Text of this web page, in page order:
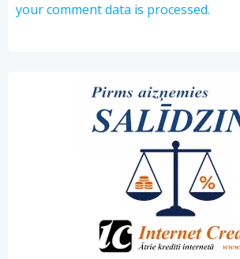
your comment data is processed.